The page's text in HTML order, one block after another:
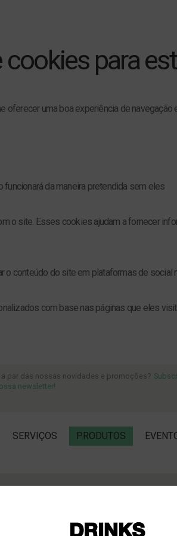
para
uma boa experiência de
da maneira pretendida sem eles
o site. Esses cookies ajudam a fornecer
o conteúdo do site em plataformas de
com base nas páginas que eles
a par das nossas novidades e promoções?
newsletter!
SERVIÇOS PRODUTOS